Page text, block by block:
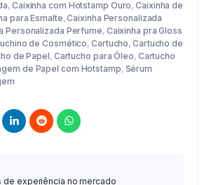
, Caixinha com Hotstamp Ouro,Caixinha de
para Esmalte,Caixinha Personalizada
Personalizada Perfume, Caixinha pra Gloss
de Cosmético,Cartucho,Cartucho de
de Papel, Cartucho para Óleo, Cartucho
de Papel com Hotstamp, Sérum
de experiência no mercado